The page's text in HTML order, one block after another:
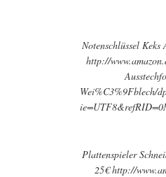
Notenschlüssel Keks
http://
Wei%C3%9Fblech/
Plattenspieler
25€ http://